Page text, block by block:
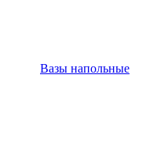
Вазы напольные